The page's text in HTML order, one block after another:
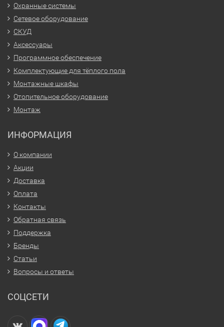
Охранные системы
Сетевое оборудование
СКУД
Аксессуары
Программное обеспечение
Комплектующие для тёплого пола
Монтажные шкафы
Отопительное оборудование
Монтаж
ИНФОРМАЦИЯ
О компании
Акции
Доставка
Оплата
Контакты
Обратная связь
Поддержка
Бренды
Статьи
Вопросы и ответы
СОЦСЕТИ